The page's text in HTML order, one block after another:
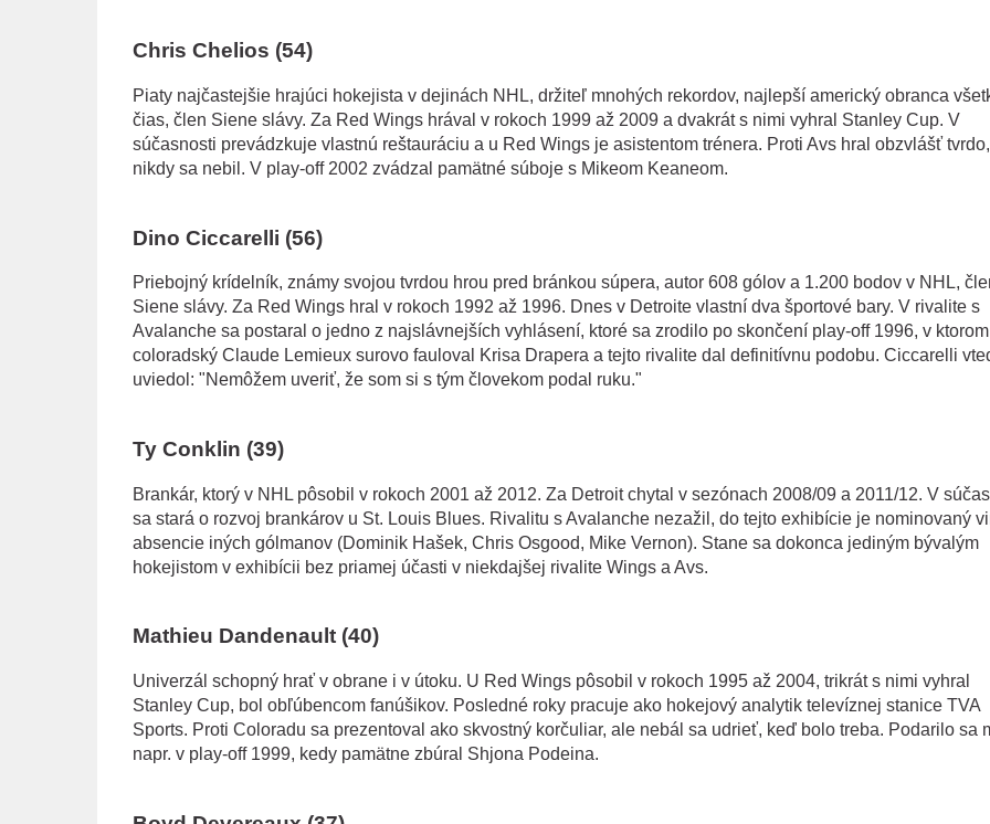
Chris Chelios (54)
Piaty najčastejšie hrajúci hokejista v dejinách NHL, držiteľ mnohých rekordov, najlepší americký obranca
čias, člen Siene slávy. Za Red Wings hrával v rokoch 1999 až 2009 a dvakrát s nimi vyhral Stanley Cup. V
súčasnosti prevádzkuje vlastnú reštauráciu a u Red Wings je asistentom trénera. Proti Avs hral obzvlášť
nikdy sa nebil. V play-off 2002 zvádzal pamätné súboje s Mikeom Keaneom.
Dino Ciccarelli (56)
Priebojný krídelník, známy svojou tvrdou hrou pred bránkou súpera, autor 608 gólov a 1.200 bodov v NHL,
Siene slávy. Za Red Wings hral v rokoch 1992 až 1996. Dnes v Detroite vlastní dva športové bary. V rivalite s
Avalanche sa postaral o jedno z najslávnejších vyhlásení, ktoré sa zrodilo po skončení play-off 1996, v ktorom
coloradský Claude Lemieux surovo fauloval Krisa Drapera a tejto rivalite dal definitívnu podobu. Ciccarelli
uviedol: "Nemôžem uveriť, že som si s tým človekom podal ruku."
Ty Conklin (39)
Brankár, ktorý v NHL pôsobil v rokoch 2001 až 2012. Za Detroit chytal v sezónach 2008/09 a 2011/12. V
sa stará o rozvoj brankárov u St. Louis Blues. Rivalitu s Avalanche nezažil, do tejto exhibície je nominovaný
absencie iných gólmanov (Dominik Hašek, Chris Osgood, Mike Vernon). Stane sa dokonca jediným bývalým
hokejistom v exhibícii bez priamej účasti v niekdajšej rivalite Wings a Avs.
Mathieu Dandenault (40)
Univerzál schopný hrať v obrane i v útoku. U Red Wings pôsobil v rokoch 1995 až 2004, trikrát s nimi vyhral
Stanley Cup, bol obľúbencom fanúšikov. Posledné roky pracuje ako hokejový analytik televíznej stanice TVA
Sports. Proti Coloradu sa prezentoval ako skvostný korčuliar, ale nebál sa udrieť, keď bolo treba. Podarilo sa
napr. v play-off 1999, kedy pamätne zbúral Shjona Podeina.